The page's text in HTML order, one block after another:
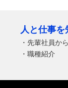
人と仕事を
・ 先輩社員か
・ 職種紹介